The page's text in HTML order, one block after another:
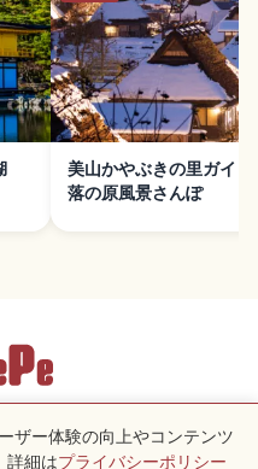
美山かやぶきの里ガイド
落の原風景さんぽ
付近のスポット
Cookie 設定
ザー体験の向上やコンテンツ
詳細はプライバシーポリシー